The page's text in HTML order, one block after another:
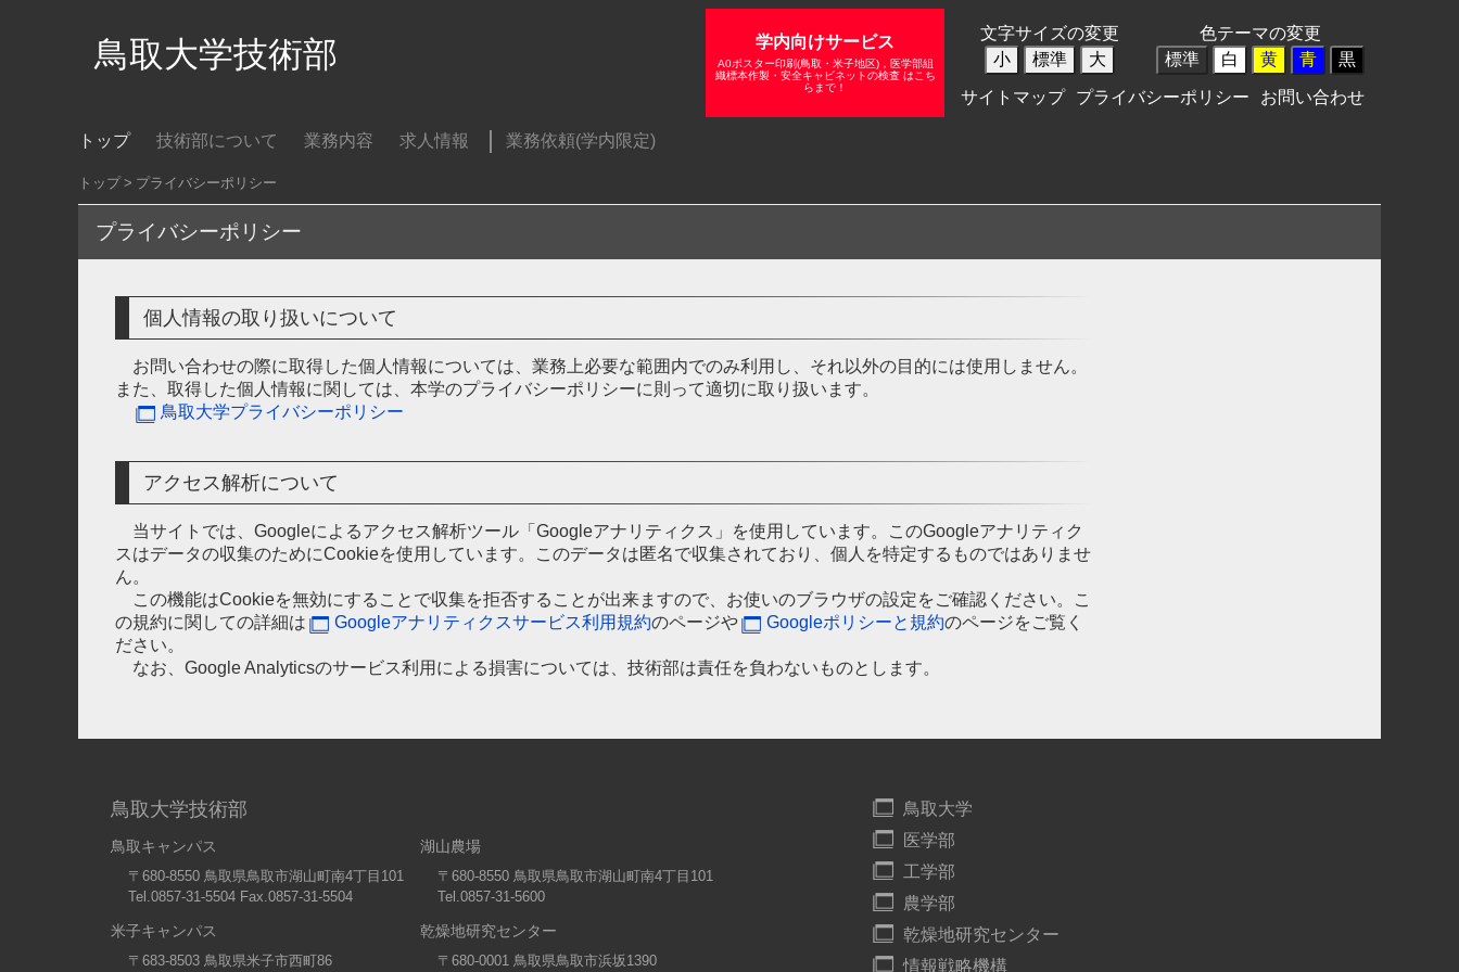
鳥取大学技術部 学内向けサービス
A0ポスター印刷(鳥取・米子地区)，医学部組
織標本作製・安全キャビネットの検査 はこち
らまで！
文字サイズの変更
小
標準 大
色テーマの変更
標準
白 黄 青 黒
サイトマップ プライバシーポリシー お問い合わせ
トップ 技術部について 業務内容 求人情報 業務依頼(学内限定)
トップ プライバシーポリシー
プライバシーポリシー
個人情報の取り扱いについて
お問い合わせの際に取得した個人情報については、業務上必要な範囲内でのみ利用し、それ以外の目的には使用しません。
また、取得した個人情報に関しては、本学のプライバシーポリシーに則って適切に取り扱います。
鳥取大学プライバシーポリシー
アクセス解析について
当サイトでは、Googleによるアクセス解析ツール「Googleアナリティクス」を使用しています。このGoogleアナリティク
スはデータの収集のためにCookieを使用しています。このデータは匿名で収集されており、個人を特定するものではありませ
ん。
この機能はCookieを無効にすることで収集を拒否することが出来ますので、お使いのブラウザの設定をご確認ください。こ
の規約に関しての詳細は
Googleアナリティクスサービス利用規約のページや Googleポリシーと規約のページをご覧く
ださい。
なお、Google Analyticsのサービス利用による損害については、技術部は責任を負わないものとします。
鳥取大学技術部
鳥取キャンパス
〒680-8550 鳥取県鳥取市湖山町南4丁目101
Tel.0857-31-5504 Fax.0857-31-5504
米子キャンパス
〒683-8503 鳥取県米子市西町86
湖山農場
〒680-8550 鳥取県鳥取市湖山町南4丁目101
Tel.0857-31-5600
乾燥地研究センター
〒680-0001 鳥取県鳥取市浜坂1390
鳥取大学
医学部
工学部
農学部
乾燥地研究センター
情報戦略機構